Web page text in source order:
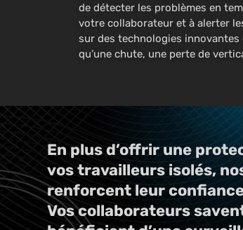
de détecter les problèmes en
votre collaborateur et à alerter
sur des technologies innovantes
qu’une chute, une perte de
En plus d’offrir une
vos travailleurs isolés,
renforcent leur
Vos collaborateurs